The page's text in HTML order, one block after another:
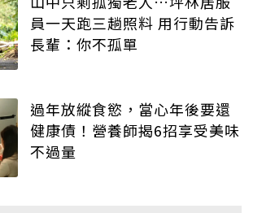
員一天跑三趟照料 用行動告訴
長輩：你不孤單
過年放縱食慾，當心年後要還
健康債！營養師揭6招享受美味
不過量